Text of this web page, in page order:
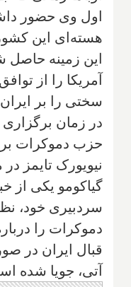
اول وی حضور
هسته‌ای این
آمریکا را از
سختی را بر
در زمان
نیویورک تایمز
گیاکومو یکی از
سردبیری خود،
دموکرات را
قبال ایران در
آتی، جویا شده